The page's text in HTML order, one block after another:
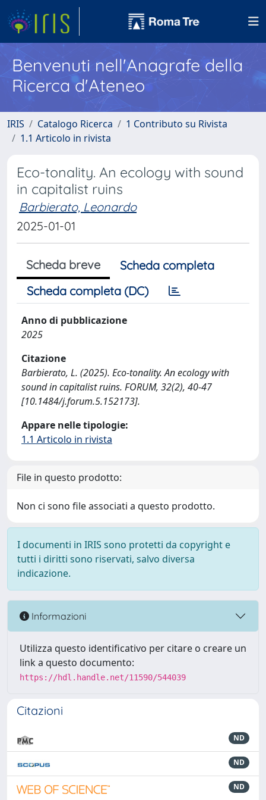
Benvenuti nell'Anagrafe della
Ricerca d'Ateneo
IRIS Catalogo Ricerca
1 Contributo su Rivista
1.1 Articolo in rivista
Eco-tonality. An ecology with sound
in capitalist ruins
Barbierato, Leonardo
2025-01-01
Scheda breve
Scheda completa
Scheda completa (DC)
Anno di pubblicazione
2025
Citazione
Barbierato, L. (2025). Eco-tonality. An ecology with
sound in capitalist ruins. FORUM, 32(2), 40-47
[10.1484/j.forum.5.152173].
Appare nelle tipologie:
1.1 Articolo in rivista
File in questo prodotto:
Non ci sono file associati a questo prodotto.
I documenti in IRIS sono protetti da copyright e
tutti i diritti sono riservati, salvo diversa
indicazione.
Informazioni
Utilizza questo identificativo per citare o creare un
link a questo documento:
https://hdl.handle.net/11590/544039
Citazioni
ND
ND
ND